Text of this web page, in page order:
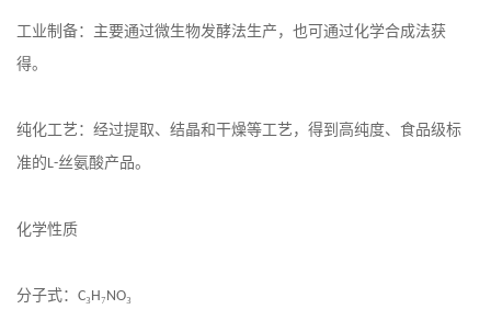
工业制备：主要通过微生物发酵法生产，也可通过化学合成法获
得。
纯化工艺：经过提取、结晶和干燥等工艺，得到高纯度、食品级标
准的L-丝氨酸产品。
化学性质
分子式： C₃H₇NO₃